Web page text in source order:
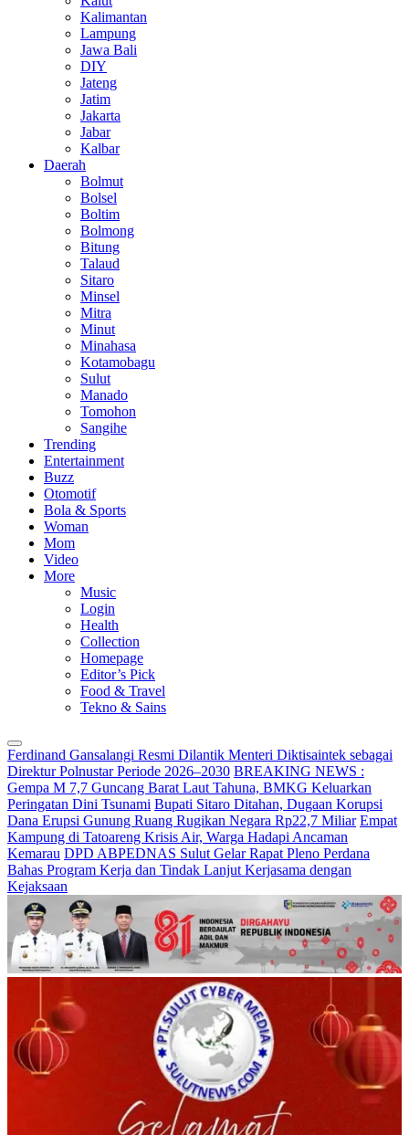
Kalimantan
Lampung
Jawa Bali
DIY
Jateng
Jatim
Jakarta
Jabar
Kalbar
Daerah
Bolmut
Bolsel
Boltim
Bolmong
Bitung
Talaud
Sitaro
Minsel
Mitra
Minut
Minahasa
Kotamobagu
Sulut
Manado
Tomohon
Sangihe
Trending
Entertainment
Buzz
Otomotif
Bola & Sports
Woman
Mom
Video
More
Music
Login
Health
Collection
Homepage
Editor’s Pick
Food & Travel
Tekno & Sains
Ferdinand Gansalangi Resmi Dilantik Menteri Diktisaintek sebagai
Direktur Polnustar Periode 2026–2030 BREAKING NEWS :
Gempa M 7,7 Guncang Barat Laut Tahuna, BMKG Keluarkan
Peringatan Dini Tsunami Bupati Sitaro Ditahan, Dugaan Korupsi
Dana Erupsi Gunung Ruang Rugikan Negara Rp22,7 Miliar Empat
Kampung di Tatoareng Krisis Air, Warga Hadapi Ancaman
Kemarau DPD ABPEDNAS Sulut Gelar Rapat Pleno Perdana
Bahas Program Kerja dan Tindak Lanjut Kerjasama dengan
Kejaksaan